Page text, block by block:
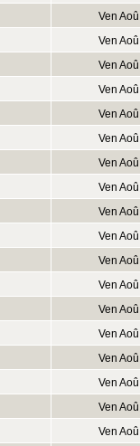
Ven
Ven
Ven
Ven
Ven
Ven
Ven
Ven
Ven
Ven
Ven
Ven
Ven
Ven
Ven
Ven
Ven
Ven